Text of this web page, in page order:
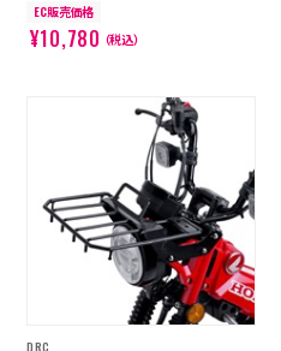
EC販売価格
¥10,780（税込）
DRC